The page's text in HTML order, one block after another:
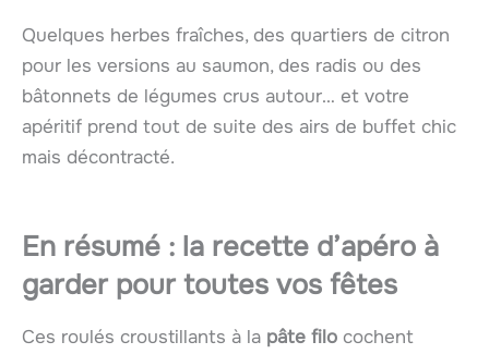
Quelques herbes fraîches, des quartiers de citron
pour les versions au saumon, des radis ou des
bâtonnets de légumes crus autour… et votre
apéritif prend tout de suite des airs de buffet chic
mais décontracté.
En résumé : la recette d’apéro à
garder pour toutes vos fêtes
Ces roulés croustillants à la pâte filo cochent